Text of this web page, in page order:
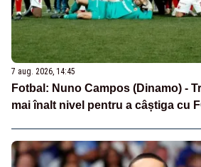
7 aug. 2026, 14:45
Fotbal: Nuno Campos (Dinamo) -
mai înalt nivel pentru a câștiga cu